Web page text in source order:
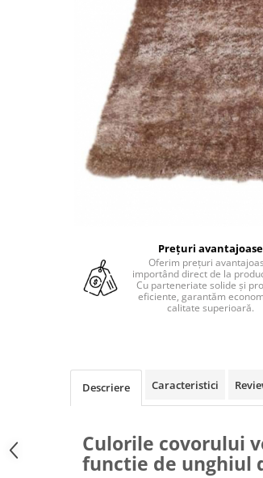
Prețuri avantajoase
Oferim prețuri
importând direct de la
Cu parteneriate solide și
eficiente, garantăm
calitate superioară.
Descriere Caracteristici
Culorile covorului
functie de unghiul